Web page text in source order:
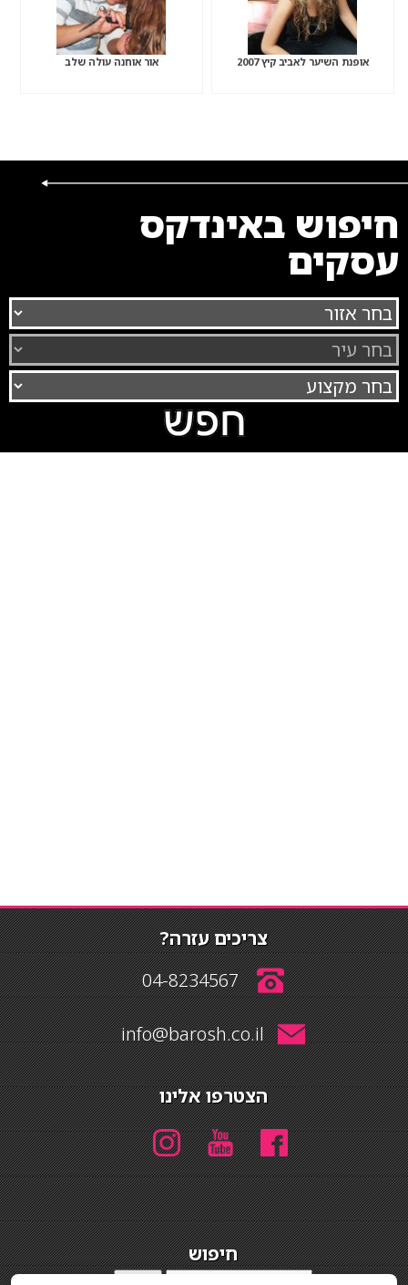
אופנת השיער לאביב קיץ 2007 אור אוחנה עולה שלב
חיפוש באינדקס
עסקים
צריכים עזרה?
04-8234567
info@barosh.co.il
הצטרפו אלינו
חיפוש